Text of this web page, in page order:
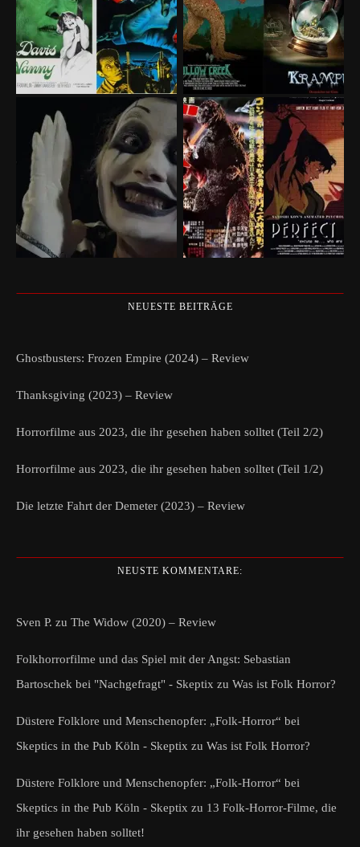
NEUESTE BEITRÄGE
Ghostbusters: Frozen Empire (2024) – Review
Thanksgiving (2023) – Review
Horrorfilme aus 2023, die ihr gesehen haben solltet (Teil 2/2)
Horrorfilme aus 2023, die ihr gesehen haben solltet (Teil 1/2)
Die letzte Fahrt der Demeter (2023) – Review
NEUSTE KOMMENTARE:
Sven P. zu The Widow (2020) – Review
Folkhorrorfilme und das Spiel mit der Angst: Sebastian
Bartoschek bei "Nachgefragt" - Skeptix zu Was ist Folk Horror?
Düstere Folklore und Menschenopfer: „Folk-Horror“ bei
Skeptics in the Pub Köln - Skeptix zu Was ist Folk Horror?
Düstere Folklore und Menschenopfer: „Folk-Horror“ bei
Skeptics in the Pub Köln - Skeptix zu 13 Folk-Horror-Filme, die
ihr gesehen haben solltet!